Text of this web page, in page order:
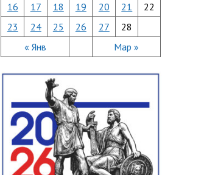
« Янв Мар »
16
17 18 19 20 21
22
23
24 25 26 27 28